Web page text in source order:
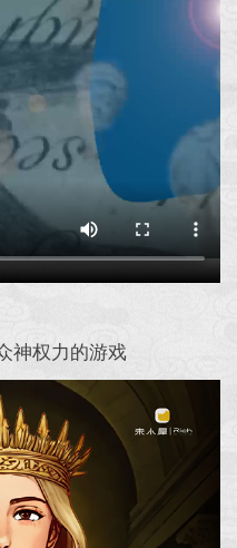
神权力的游戏